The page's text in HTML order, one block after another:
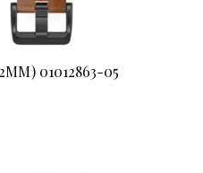
01012863-05